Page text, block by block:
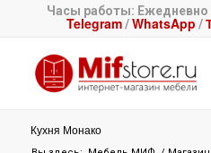
Часы работы: Ежедневно
Telegram/WhatsApp /
Кухня Монако